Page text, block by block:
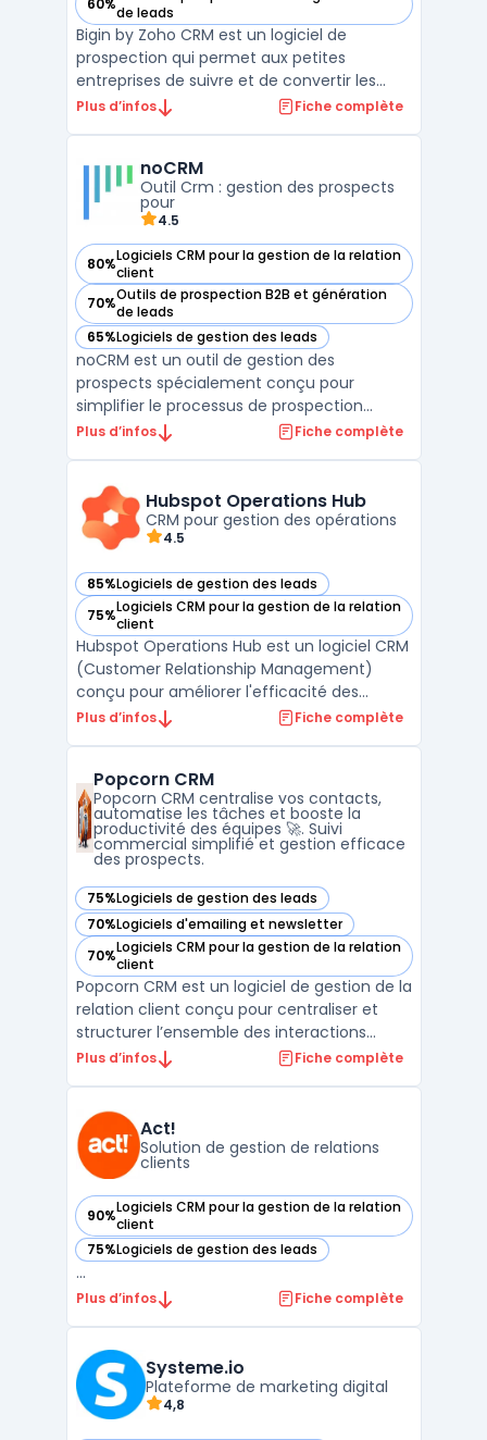
60%de leads
— voir Bigin by Zoho CRM dans cette catégorie
Bigin by Zoho CRM est un logiciel de
prospection qui permet aux petites
entreprises de suivre et de convertir les
prospects. Il offre des fonctionnalités telles
reporting. Avec Bigin, les utilisateurs
peuvent automat ...
Plus d’infos Fiche complète
noCRM
Outil Crm : gestion des prospects
pour
4.5
80%Logiciels CRM pour la gestion de la relation
client
— voir noCRM dans cette catégorie
70%Outils de prospection B2B et génération
de leads
— voir noCRM dans cette catégorie
65%Logiciels de gestion des leads
— voir noCRM dans cette catégorie
noCRM est un outil de gestion des
prospects spécialement conçu pour
simplifier le processus de prospection
commerciale. Contrairement aux CRM
des opportunités commerciales, en évitant
la complexité souvent associée aux s ...
Plus d’infos Fiche complète
Hubspot Operations Hub
CRM pour gestion des opérations
4.5
85%Logiciels de gestion des leads
— voir Hubspot Operations Hub dans cette catégorie
75%Logiciels CRM pour la gestion de la relation
client
— voir Hubspot Operations Hub dans cette catégorie
Hubspot Operations Hub est un logiciel CRM
(Customer Relationship Management)
conçu pour améliorer l'efficacité des
opérations commerciales et de gestion des
DirCo, DirLogistique, DG, PDG et
indépendants. Hubspot Ope ...
Plus d’infos Fiche complète
Popcorn CRM
Popcorn CRM centralise vos contacts,
automatise les tâches et booste la
productivité des équipes 🚀. Suivi
commercial simplifié et gestion efficace
des prospects.
75%Logiciels de gestion des leads
— voir Popcorn CRM dans cette catégorie
70%Logiciels d'emailing et newsletter
— voir Popcorn CRM dans cette catégorie
70%Logiciels CRM pour la gestion de la relation
client
— voir Popcorn CRM dans cette catégorie
Popcorn CRM est un logiciel de gestion de la
relation client conçu pour centraliser et
structurer l’ensemble des interactions
commerciales des entreprises. Ce logiciel
leurs besoins quotidiens de suivi client, tout
en ...
Plus d’infos Fiche complète
Act!
Solution de gestion de relations
clients
90%Logiciels CRM pour la gestion de la relation
client
— voir Act! dans cette catégorie
75%Logiciels de gestion des leads
— voir Act! dans cette catégorie
...
Plus d’infos Fiche complète
Systeme.io
Plateforme de marketing digital
4,8